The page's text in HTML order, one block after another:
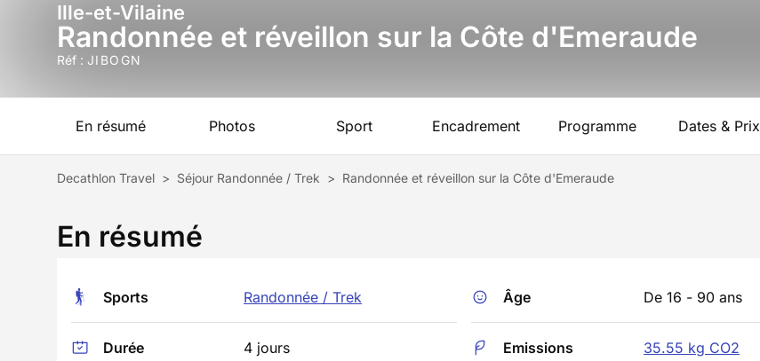
Ille-et-Vilaine
Randonnée et réveillon sur la Côte d'Emeraude
Réf : JIBOGN
En résumé Photos Sport Encadrement Programme Dates & Prix
Decathlon Travel > Séjour Randonnée / Trek > Randonnée et réveillon sur la Côte d'Emeraude
En résumé
Sports Randonnée / Trek
Durée 4 jours
Âge De 16 - 90 ans
Emissions 35.55 kg CO2